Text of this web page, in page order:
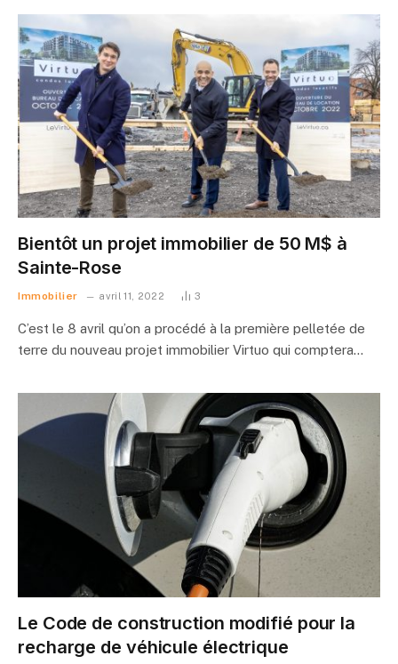
Bientôt un projet immobilier de 50 M$ à
Sainte-Rose
Immobilier avril 11, 2022 3
C’est le 8 avril qu’on a procédé à la première pelletée de
terre du nouveau projet immobilier Virtuo qui comptera…
Le Code de construction modifié pour la
recharge de véhicule électrique